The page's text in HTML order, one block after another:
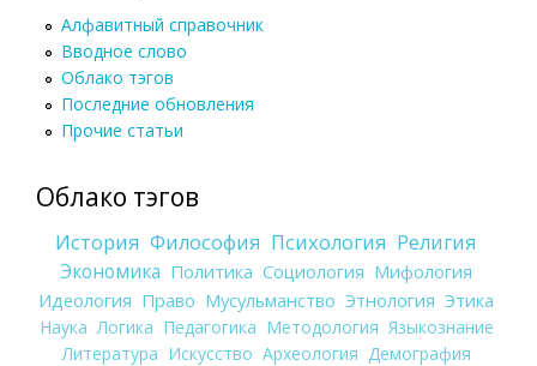
Алфавитный справочник
Вводное слово
Облако тэгов
Последние обновления
Прочие статьи
Облако тэгов
История Философия Психология Религия
Экономика Политика Социология Мифология
Идеология Право Мусульманство Этнология Этика
Наука Логика Педагогика Методология Языкознание
Литература Искусство Археология Демография